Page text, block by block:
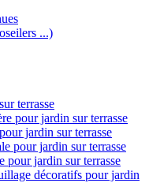
...)
terrasse
pour jardin sur terrasse
jardin sur terrasse
pour jardin sur terrasse
pour jardin sur terrasse
décoratifs pour jardin